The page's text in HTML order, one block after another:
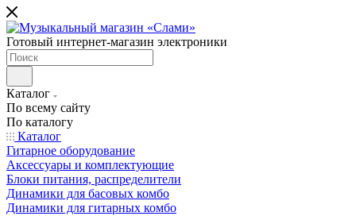
Готовый интернет-магазин электроники
Каталог
По всему сайту
По каталогу
Каталог
Гитарное оборудование
Аксессуары и комплектующие
Блоки питания, распределители
Динамики для басовых комбо
Динамики для гитарных комбо